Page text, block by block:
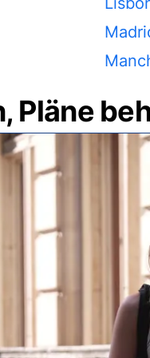
Pläne